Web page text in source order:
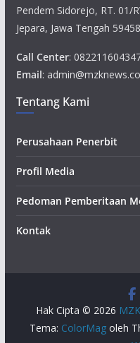
Pendem Sidorejo, RT. 01/
Jepara, Jawa Tengah 59458
Call Center:
Email: admin@mzknews.co
Tentang Kami
Perusahaan Penerbit
Profil Media
Pedoman Pemberitaan
Kontak
Hak Cipta © 2026
Tema: ColorMagoleh